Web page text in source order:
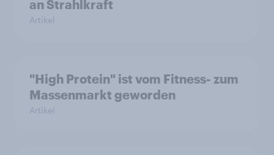
an Strahlkraft
Artikel
"High Protein" ist vom Fitness- zum
Massenmarkt geworden
Artikel